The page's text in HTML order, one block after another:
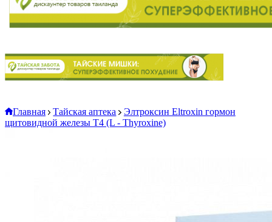
Главная Тайская аптека
Элтроксин Eltroxin гормон
щитовидной железы Т4 (L - Thyroxine)